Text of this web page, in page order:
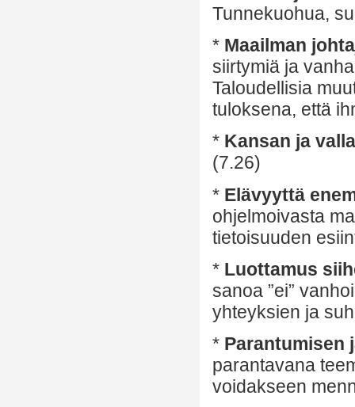
Tunnekuohua,
* Maailman
siirtymiä ja
Taloudellisia
tuloksena, että
* Kansan ja
(7.26)
* Elävyyttä
ohjelmoivasta
tietoisuuden
* Luottamus
sanoa ”ei”
yhteyksien ja
* Parantumisen
parantavana
voidakseen